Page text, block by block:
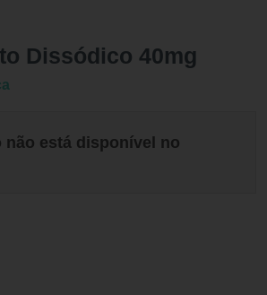
Dissódico 40mg
não está disponível no